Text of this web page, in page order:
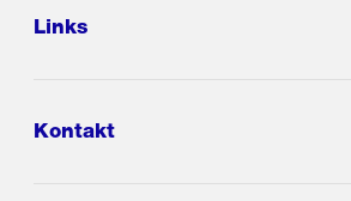
Links
Kontakt